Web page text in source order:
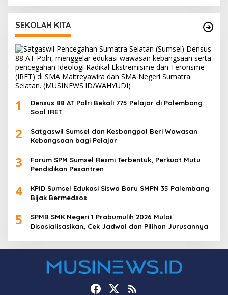
SEKOLAH KITA
1
Densus 88 AT Polri Bekali 775 Pelajar di Palembang
Soal IRET
2
Satgaswil Sumsel dan Kesbangpol Beri Wawasan
Kebangsaan bagi Pelajar
3
Forum SPM Sumsel Resmi Terbentuk, Perkuat Mutu
Pendidikan Pesantren
4
KPID Sumsel Edukasi Siswa Baru SMPN 35 Palembang
Bijak Bermedsos
5
SPMB SMK Negeri 1 Prabumulih 2026 Mulai
Disosialisasikan, Cek Jadwal dan Pilihan Jurusannya